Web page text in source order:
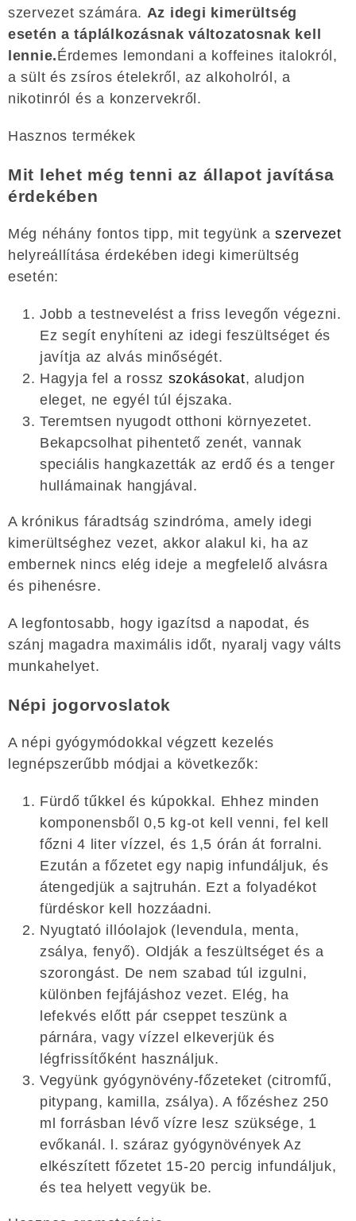
szervezet számára. Az idegi kimerültség
esetén a táplálkozásnak változatosnak kell
lennie.Érdemes lemondani a koffeines italokról,
a sült és zsíros ételekről, az alkoholról, a
nikotinról és a konzervekről.
Hasznos termékek
Mit lehet még tenni az állapot javítása
érdekében
Még néhány fontos tipp, mit tegyünk aszervezet
helyreállítása érdekében idegi kimerültség
esetén:
Jobb a testnevelést a friss levegőn végezni.
Ez segít enyhíteni az idegi feszültséget és
javítja az alvás minőségét.
Hagyja fel a rossz szokásokat, aludjon
eleget, ne egyél túl éjszaka.
Teremtsen nyugodt otthoni környezetet.
Bekapcsolhat pihentető zenét, vannak
speciális hangkazetták az erdő és a tenger
hullámainak hangjával.
A krónikus fáradtság szindróma, amely idegi
kimerültséghez vezet, akkor alakul ki, ha az
embernek nincs elég ideje a megfelelő alvásra
és pihenésre.
A legfontosabb, hogy igazítsd a napodat, és
szánj magadra maximális időt, nyaralj vagy válts
munkahelyet.
Népi jogorvoslatok
A népi gyógymódokkal végzett kezelés
legnépszerűbb módjai a következők:
Fürdő tűkkel és kúpokkal. Ehhez minden
komponensből 0,5 kg-ot kell venni, fel kell
főzni 4 liter vízzel, és 1,5 órán át forralni.
Ezután a főzetet egy napig infundáljuk, és
átengedjük a sajtruhán. Ezt a folyadékot
fürdéskor kell hozzáadni.
Nyugtató illóolajok (levendula, menta,
zsálya, fenyő). Oldják a feszültséget és a
szorongást. De nem szabad túl izgulni,
különben fejfájáshoz vezet. Elég, ha
lefekvés előtt pár cseppet teszünk a
párnára, vagy vízzel elkeverjük és
légfrissítőként használjuk.
Vegyünk gyógynövény-főzeteket (citromfű,
pitypang, kamilla, zsálya). A főzéshez 250
ml forrásban lévő vízre lesz szüksége, 1
evőkanál. l. száraz gyógynövények Az
elkészített főzetet 15-20 percig infundáljuk,
és tea helyett vegyük be.